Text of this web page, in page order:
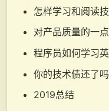
怎样学习和阅读技
对产品质量的一
程序员如何学习
你的技术债还了吗
2019总结